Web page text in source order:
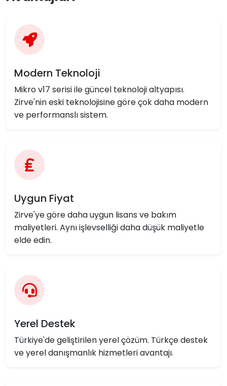
Modern Teknoloji
Mikro v17 serisi ile güncel teknoloji altyapısı.
Zirve'nin eski teknolojisine göre çok daha modern
ve performanslı sistem.
Uygun Fiyat
Zirve'ye göre daha uygun lisans ve bakım
maliyetleri. Aynı işlevselliği daha düşük maliyetle
elde edin.
Yerel Destek
Türkiye'de geliştirilen yerel çözüm. Türkçe destek
ve yerel danışmanlık hizmetleri avantajı.